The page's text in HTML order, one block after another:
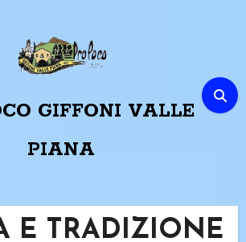
GIFFONI VALLE
PIANA
E TRADIZIONE